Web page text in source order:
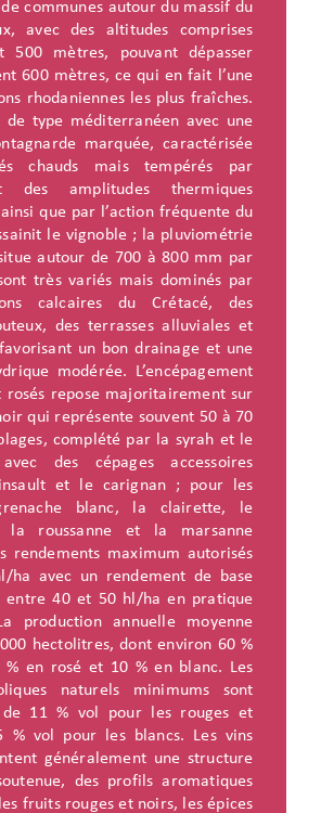
communes autour du massif du
avec des altitudes comprises
500 mètres, pouvant dépasser
600 mètres, ce qui en fait l’une
rhodaniennes les plus fraîches.
de type méditerranéen avec une
marquée, caractérisée
chauds mais tempérés par
des amplitudes thermiques
que par l’action fréquente du
le vignoble ; la pluviométrie
autour de 700 à 800 mm par
très variés mais dominés par
calcaires du Crétacé, des
des terrasses alluviales et
un bon drainage et une
modérée. L’encépagement
rosés repose majoritairement sur
qui représente souvent 50 à 70
complété par la syrah et le
des cépages accessoires
et le carignan ; pour les
blanc, la clairette, le
la roussanne et la marsanne
rendements maximum autorisés
ha avec un rendement de base
entre 40 et 50 hl/ha en pratique
production annuelle moyenne
hectolitres, dont environ 60 %
en rosé et 10 % en blanc. Les
naturels minimums sont
11 % vol pour les rouges et
% vol pour les blancs. Les vins
généralement une structure
des profils aromatiques
fruits rouges et noirs, les épices